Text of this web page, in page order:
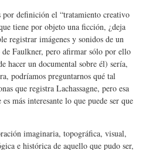
por definición el “tratamiento creativo
tiene por objeto una ficción, ¿deja
registrar imágenes y sonidos de un
Faulkner, pero afirmar sólo por ello
hacer un documental sobre él) sería,
podríamos preguntarnos qué tal
que registra Lachassagne, pero esa
más interesante lo que puede ser que
imaginaria, topográfica, visual,
e histórica de aquello que pudo ser,